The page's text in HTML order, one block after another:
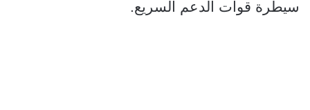
سيطرة قوات الدعم السريع.